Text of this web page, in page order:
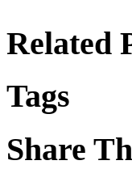
Related
Tags
Share